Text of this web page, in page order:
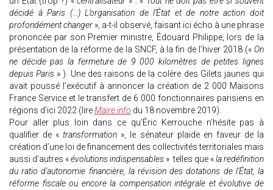
décidé à Paris (…) L’organisation de l’État et de notre action doit
profondément changer », a-t-il observé, faisant ici écho à une phrase
prononcée par son Premier ministre, Édouard Philippe, lors de la
présentation de la réforme de la SNCF, à la fin de l’hiver 2018 (« On
ne décide pas la fermeture de 9 000 kilomètres de petites lignes
depuis Paris » ). Une des raisons de la colère des Gilets jaunes qui
avait poussé l’exécutif à annoncer la création de 2 000 Maisons
France Service et le transfert de 6 000 fonctionnaires parisiens en
régions d’ici 2022 (lireMaire info du 18 novembre 2019).
Pour aller plus loin dans ce qu’Éric Kerrouche n’hésite pas à
qualifier de « transformation », le sénateur plaide en faveur de la
création d’une loi de financement des collectivités territoriales mais
aussi d’autres «évolutions indispensables » telles que «la redéfinition
du ratio d'autonomie financière, la révision des dotations de l'État, la
réforme fiscale ou encore la compensation intégrale et évolutive de